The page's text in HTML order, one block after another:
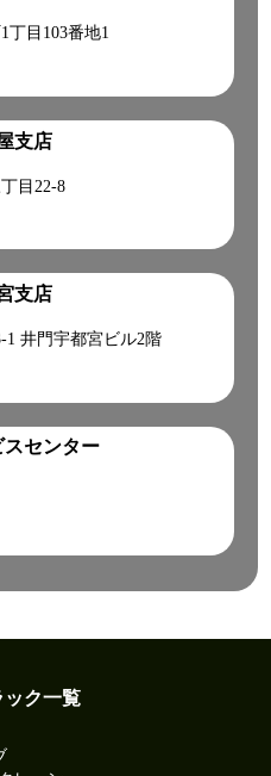
丁目103番地1
支店
目22-8
支店
1 井門宇都宮ビル2階
センター
ック一覧